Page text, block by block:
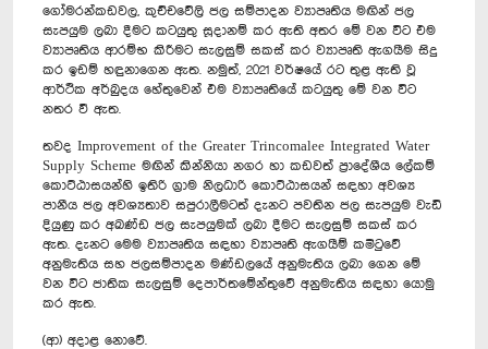
ගෝමරන්කඩවල, කුච්චවේලි ජල සම්පාදන ව්‍යාපෘතිය මඟින් ජල
සැපයුම ලබා දීමට කටයුතු සූදානම් කර ඇති අතර මේ වන විට එම
ව්‍යාපෘතිය ආරම්භ කිරීමට සැලසුම් සකස් කර ව්‍යාපෘති ඇගයීම සිදු
කර ඉඩම් හඳුනාගෙන ඇත. නමුත්, 2021 වර්ෂයේ රට තුළ ඇති වූ
ආර්ථික අර්බුදය හේතුවෙන් එම ව්‍යාපෘතියේ කටයුතු මේ වන විට
නතර වී ඇත.
තවද Improvement of the Greater Trincomalee Integrated Water
Supply Scheme මඟින් කින්නියා නගර හා කඩවත් ප්‍රාදේශීය ලේකම්
කොට්ඨාසයන්හි ඉතිරි ග්‍රාම නිලධාරි කොට්ඨාසයන් සඳහා අවශ්‍ය
පානීය ජල අවශ්‍යතාව සපුරාලීමටත් දැනට පවතින ජල සැපයුම වැඩි
දියුණු කර අඛණ්ඩ ජල සැපයුමක් ලබා දීමට සැලසුම් සකස් කර
ඇත. දැනට මෙම ව්‍යාපෘතිය සඳහා ව්‍යාපෘති ඇගයීම් කමිටුවේ
අනුමැතිය සහ ජලසම්පාදන මණ්ඩලයේ අනුමැතිය ලබා ගෙන මේ
වන විට ජාතික සැලසුම් දෙපාර්තමේන්තුවේ අනුමැතිය සඳහා යොමු
කර ඇත.
(ආ) අදාළ නොවේ.